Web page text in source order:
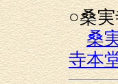
○桑
桑
寺本